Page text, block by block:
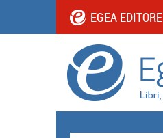
EGEA EDITORE